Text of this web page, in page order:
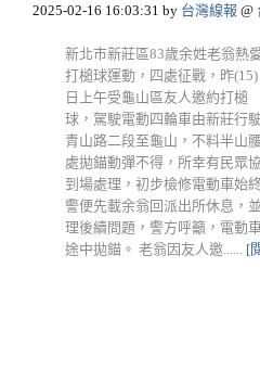
2025-02-16 16:03:31 by 台灣線報 @
新北市新莊區83歲余姓老翁熱
打槌球運動，四處征戰，昨(15)
日上午受龜山區友人邀約打槌
球，駕駛電動四輪車由新莊行
青山路二段至龜山，不料半山
處拋錨動彈不得，所幸有民眾
到場處理，初步檢修電動車始
警便先載余翁回派出所休息，
理後續問題，警方呼籲，電動
途中拋錨。 老翁因友人邀...... [